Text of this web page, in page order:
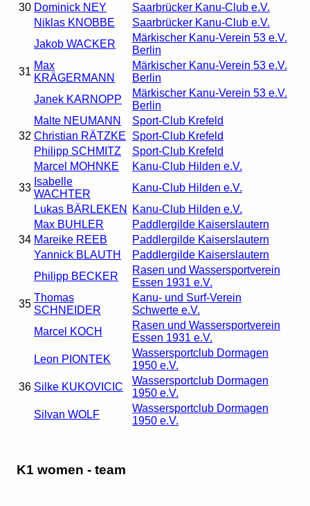
30 Dominick NEY
Saarbrücker Kanu-Club e.V.
Niklas KNOBBE
Saarbrücker Kanu-Club e.V.
31
Jakob WACKER
Märkischer Kanu-Verein 53 e.V.
Berlin
Max
KRÄGERMANN
Märkischer Kanu-Verein 53 e.V.
Berlin
Janek KARNOPP
Märkischer Kanu-Verein 53 e.V.
Berlin
32
Malte NEUMANN
Sport-Club Krefeld
Christian RÄTZKE
Sport-Club Krefeld
Philipp SCHMITZ
Sport-Club Krefeld
33
Marcel MOHNKE
Kanu-Club Hilden e.V.
Isabelle
WACHTER
Kanu-Club Hilden e.V.
Lukas BÄRLEKEN
Kanu-Club Hilden e.V.
34
Max BUHLER
Paddlergilde Kaiserslautern
Mareike REEB
Paddlergilde Kaiserslautern
Yannick BLAUTH
Paddlergilde Kaiserslautern
35
Philipp BECKER
Rasen und Wassersportverein
Essen 1931 e.V.
Thomas
SCHNEIDER
Kanu- und Surf-Verein
Schwerte e.V.
Marcel KOCH
Rasen und Wassersportverein
Essen 1931 e.V.
36
Leon PIONTEK
Wassersportclub Dormagen
1950 e.V.
Silke KUKOVICIC
Wassersportclub Dormagen
1950 e.V.
Silvan WOLF
Wassersportclub Dormagen
1950 e.V.
K1 women - team